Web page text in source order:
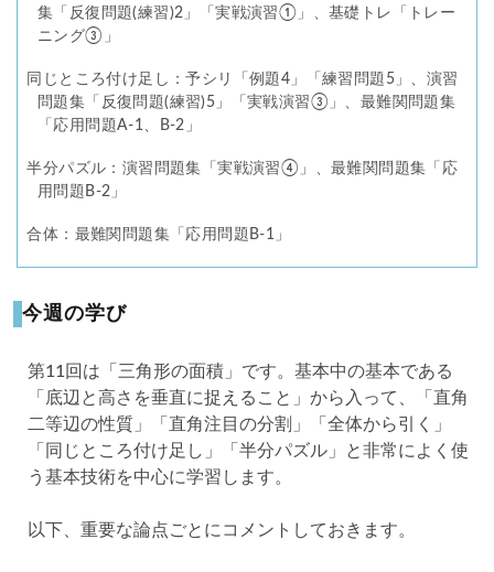
集「反復問題(練習)2」「実戦演習①」、基礎トレ「トレー
ニング③」
同じところ付け足し：予シリ「例題4」「練習問題5」、演習
問題集「反復問題(練習)5」「実戦演習③」、最難関問題集
「応用問題A-1、B-2」
半分パズル：演習問題集「実戦演習④」、最難関問題集「応
用問題B-2」
合体：最難関問題集「応用問題B-1」
今週の学び
第11回は「三角形の面積」です。基本中の基本である
「底辺と高さを垂直に捉えること」から入って、「直角
二等辺の性質」「直角注目の分割」「全体から引く」
「同じところ付け足し」「半分パズル」と非常によく使
う基本技術を中心に学習します。
以下、重要な論点ごとにコメントしておきます。